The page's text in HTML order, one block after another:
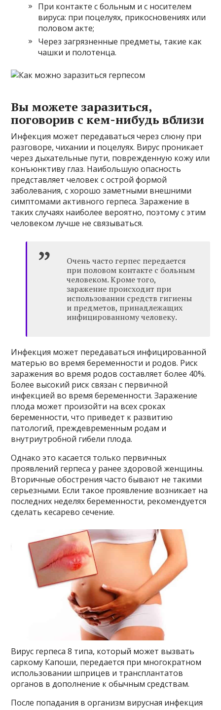
При контакте с больным и с носителем
вируса: при поцелуях, прикосновениях или
половом акте;
Через загрязненные предметы, такие как
чашки и полотенца.
Вы можете заразиться,
поговорив с кем-нибудь вблизи
Инфекция может передаваться через слюну при
разговоре, чихании и поцелуях. Вирус проникает
через дыхательные пути, поврежденную кожу или
конъюнктиву глаз. Наибольшую опасность
представляет человек с острой формой
заболевания, с хорошо заметными внешними
симптомами активного герпеса. Заражение в
таких случаях наиболее вероятно, поэтому с этим
человеком лучше не связываться.
Очень часто герпес передается
при половом контакте с больным
человеком. Кроме того,
заражение происходит при
использовании средств гигиены
и предметов, принадлежащих
инфицированному человеку.
Инфекция может передаваться инфицированной
матерью во время беременности и родов. Риск
заражения во время родов составляет более 40%.
Более высокий риск связан с первичной
инфекцией во время беременности. Заражение
плода может произойти на всех сроках
беременности, что приведет к развитию
патологий, преждевременным родам и
внутриутробной гибели плода.
Однако это касается только первичных
проявлений герпеса у ранее здоровой женщины.
Вторичные обострения часто бывают не такими
серьезными. Если такое проявление возникает на
последних неделях беременности, рекомендуется
сделать кесарево сечение.
Вирус герпеса 8 типа, который может вызвать
саркому Капоши, передается при многократном
использовании шприцев и трансплантатов
органов в дополнение к обычным средствам.
После попадания в организм вирусная инфекция